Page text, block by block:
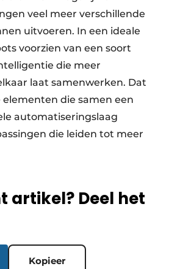
veel meer verschillende
uitvoeren. In een ideale
voorzien van een soort
die meer
laat samenwerken. Dat
elementen die samen een
automatiseringslaag
die leiden tot meer
artikel? Deel het
Kopieer